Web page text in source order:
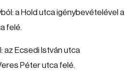
a Hold utca igénybevételével a
felé.
az Ecsedi István utca
Péter utca felé.